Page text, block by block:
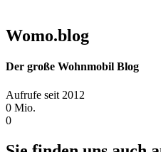
Womo.blog
Der große Wohnmobil Blog​
Aufrufe seit 2012
0 Mio.
0